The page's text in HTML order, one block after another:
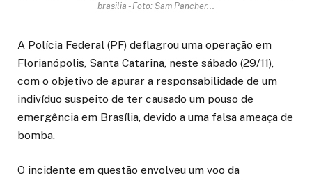
brasilia - Foto: Sam Pancher...
A Polícia Federal (PF) deflagrou uma operação em
Florianópolis, Santa Catarina, neste sábado (29/11),
com o objetivo de apurar a responsabilidade de um
indivíduo suspeito de ter causado um pouso de
emergência em Brasília, devido a uma falsa ameaça de
bomba.
O incidente em questão envolveu um voo da